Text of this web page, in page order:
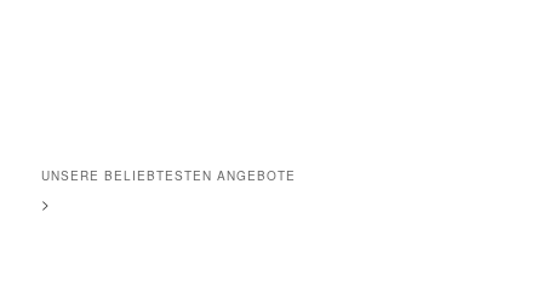
UNSERE BELIEBTESTEN ANGEBOTE
>